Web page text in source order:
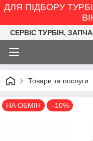
ДЛЯ ПІДБОРУ
СЕРВІС ТУРБІН,
Товари та послуги
НА ОБМІН –10%